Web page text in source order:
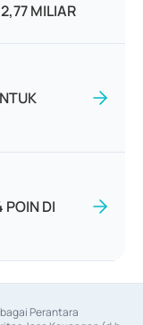
MILIAR
POIN DI
Perantara